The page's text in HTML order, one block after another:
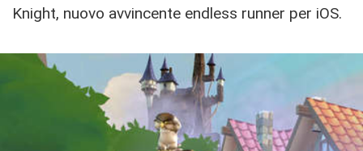
Knight, nuovo avvincente endless runner per iOS.